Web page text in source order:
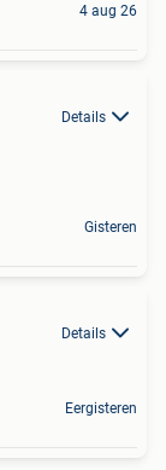
4 aug 26
Details
Gisteren
Details
Eergisteren